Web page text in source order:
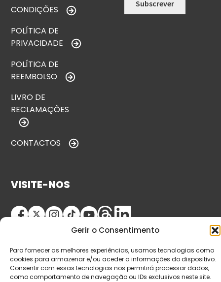
Gerir o Consentimento
Para fornecer as melhores experiências, usamos tecnologias como
cookies para armazenar e/ou aceder a informações do dispositivo.
Consentir com essas tecnologias nos permitirá processar dados,
como comportamento de navegação ou IDs exclusivos neste site.
CONDIÇÕES
POLÍTICA DE
PRIVACIDADE
POLÍTICA DE
REEMBOLSO
LIVRO DE
RECLAMAÇÕES
CONTACTOS
VISITE-NOS